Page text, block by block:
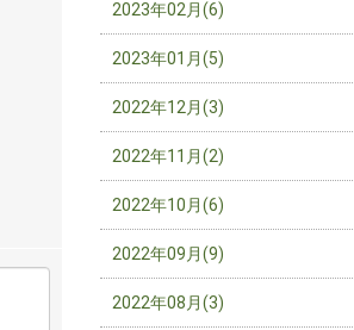
2023年02月(6)
2023年01月(5)
2022年12月(3)
2022年11月(2)
2022年10月(6)
2022年09月(9)
2022年08月(3)